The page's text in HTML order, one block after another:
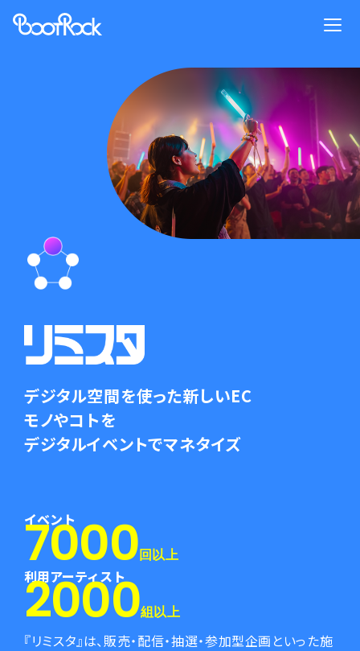
デジタル空間を使った新しいEC
モノやコトを
デジタルイベントでマネタイズ
イベント
7000回以上
利用アーティスト
2000組以上
『リミスタ』は、販売・配信・抽選・参加型企画といった施